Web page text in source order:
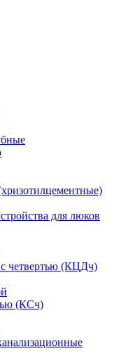
для люков
четвертью (КЦДч)
(КСч)